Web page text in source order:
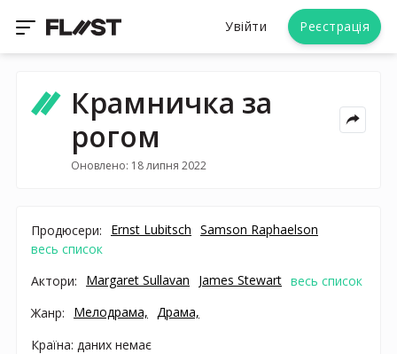
Увійти Реєстрація
Крамничка за
рогом
Оновлено: 18 липня 2022
Продюсери: Ernst Lubitsch Samson Raphaelson
весь список
Актори:
Margaret Sullavan James Stewart весь список
Жанр:
Мелодрама,
Драма,
Країна: даних немає